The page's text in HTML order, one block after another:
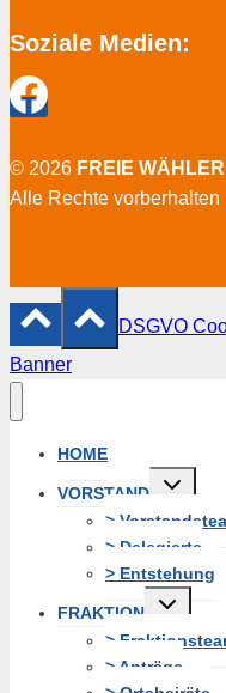
Soziale Medien:
© 2026 FREIE
Alle Rechte vorberhalten
DSGVO
Banner
HOME
VORSTAND
Untermenü
erweitern
>
> Delegierte
> Entstehung
FRAKTION
Untermenü
erweitern
>
> Anträge